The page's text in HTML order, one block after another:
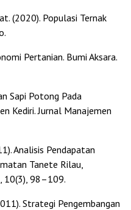
(2020). Populasi Ternak
Pertanian. Bumi Aksara.
Sapi Potong Pada
Kediri. Jurnal Manajemen
Analisis Pendapatan
Tanete Rilau,
10(3), 98–109.
Strategi Pengembangan